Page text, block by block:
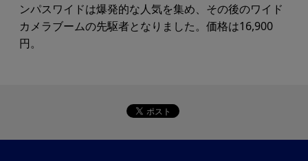
ンパスワイドは爆発的な人気を集め、その後のワイド
カメラブームの先駆者となりました。価格は16,900
円。